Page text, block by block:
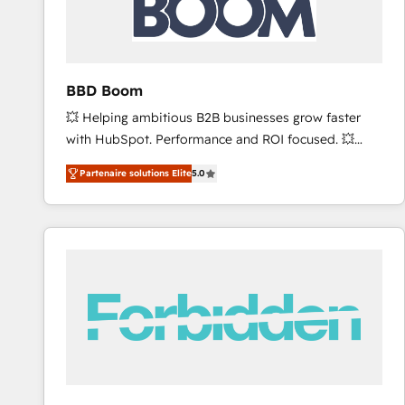
future.” Others agree it is proof of trust built through
measurable impact.
BBD Boom
💥 Helping ambitious B2B businesses grow faster
with HubSpot. Performance and ROI focused. 💥
BBD Boom is the HubSpot partner that can help you
to HubSpot Better. We work with your teams to
solve all your HubSpot challenges and improve user
adoption, sales process and marketing results.
HubSpot set-up for better results 🌐 Website design
and build using HubSpot 🔌 Integrating HubSpot
with other systems 🎓 Training your teams to be
Partenaire solutions Elite5.0